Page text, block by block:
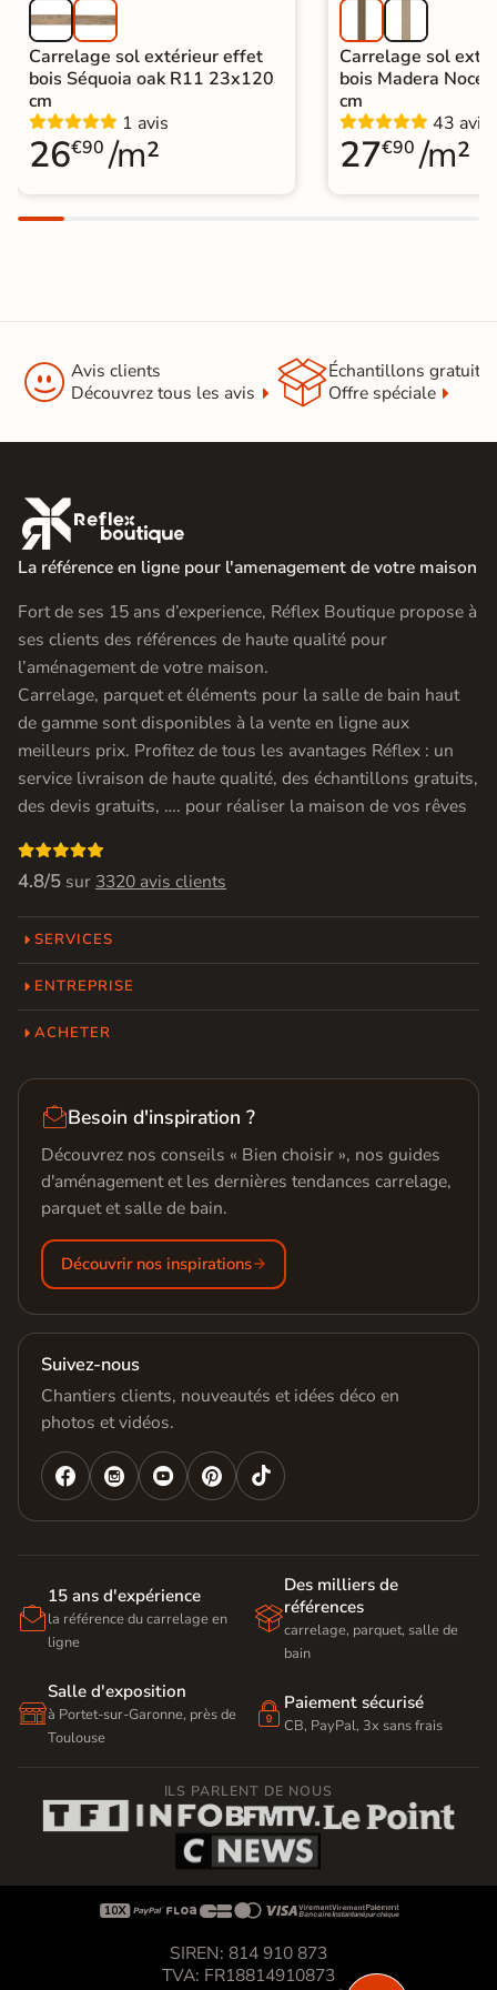
Carrelage sol extérieur effet
bois Séquoia oak R11 23x120
cm
1 avis
26€90 /m²
Carrelage sol
bois Madera Noce
cm
43 avis
27€90 /m²
 Avis clients
Découvrez tous les avis
Échantillons gratuit
Offre spéciale

La référence en ligne pour l'amenagement de votre maison
Fort de ses 15 ans d’experience, Réflex Boutique propose à
ses clients des références de haute qualité pour
l’aménagement de votre maison.
Carrelage, parquet et éléments pour la salle de bain haut
de gamme sont disponibles à la vente en ligne aux
meilleurs prix. Profitez de tous les avantages Réflex : un
service livraison de haute qualité, des échantillons gratuits,
des devis gratuits, …. pour réaliser la maison de vos rêves

4.8/5 sur 3320 avis clients
SERVICES
ENTREPRISE
ACHETER
Besoin d'inspiration ?
Découvrez nos conseils « Bien choisir », nos guides
d'aménagement et les dernières tendances carrelage,
parquet et salle de bain.
Découvrir nos inspirations
Suivez-nous
Chantiers clients, nouveautés et idées déco en
photos et vidéos.
   

15 ans d'expérience
la référence du carrelage en
ligne

Des milliers de
références
carrelage, parquet, salle de
bain

Salle d'exposition
à Portet-sur-Garonne, près de
Toulouse
 Paiement sécurisé
CB, PayPal, 3x sans frais
ILS PARLENT DE NOUS

SIREN: 814 910 873
TVA: FR18814910873